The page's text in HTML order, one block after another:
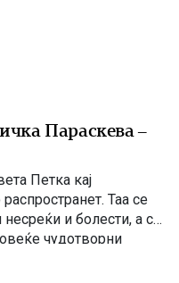
Параскева –
Петка кај
Таа се
и болести, а со
чудотворни
како „петочни води“.